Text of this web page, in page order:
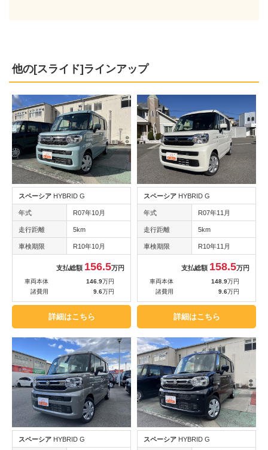
他の[スライド]ラインアップ
スペーシア HYBRID G
年式 R07年10月
走行距離 5km
車検期限 R10年10月
支払総額 156.5万円
車両本体 146.9万円
諸費用
9.6万円
詳細はこちら
スペーシア HYBRID G
年式 R07年11月
走行距離 5km
車検期限 R10年11月
支払総額 158.5万円
車両本体 148.9万円
諸費用
9.6万円
詳細はこちら
スペーシア HYBRID G スペーシア HYBRID G